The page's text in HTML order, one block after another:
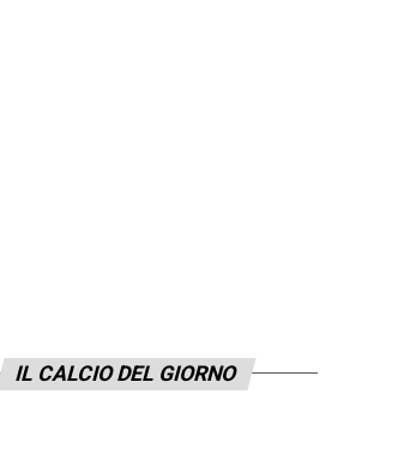
IL CALCIO DEL GIORNO